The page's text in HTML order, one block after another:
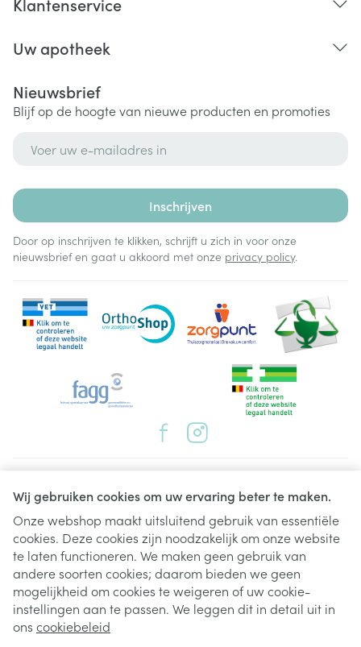
Wij gebruiken cookies om uw ervaring beter te maken.
Onze webshop maakt uitsluitend gebruik van essentiële
cookies. Deze cookies zijn noodzakelijk om onze website
te laten functioneren. We maken geen gebruik van
andere soorten cookies; daarom bieden we geen
mogelijkheid om cookies te weigeren of uw cookie-
instellingen aan te passen. We leggen dit in detail uit in
ons cookiebeleid
Uw apotheek
Nieuwsbrief
Blijf op de hoogte van nieuwe producten en promoties
Inschrijven
Door op inschrijven te klikken, schrijft u zich in voor onze
nieuwsbrief en gaat u akkoord met onze privacy policy.
Juridische links